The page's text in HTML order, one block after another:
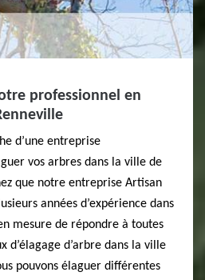
professionnel en
d’une entreprise
vos arbres dans la ville de
que notre entreprise Artisan
années d’expérience dans
mesure de répondre à toutes
d’élagage d’arbre dans la ville
pouvons élaguer différentes